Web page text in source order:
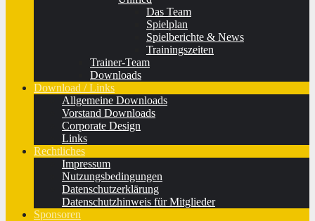
Das Team
Spielplan
Spielberichte & News
Trainingszeiten
Trainer-Team
Downloads
Download / Links
Allgemeine Downloads
Vorstand Downloads
Corporate Design
Links
Rechtliches
Impressum
Nutzungsbedingungen
Datenschutzerklärung
Datenschutzhinweis für Mitglieder
Sponsoren